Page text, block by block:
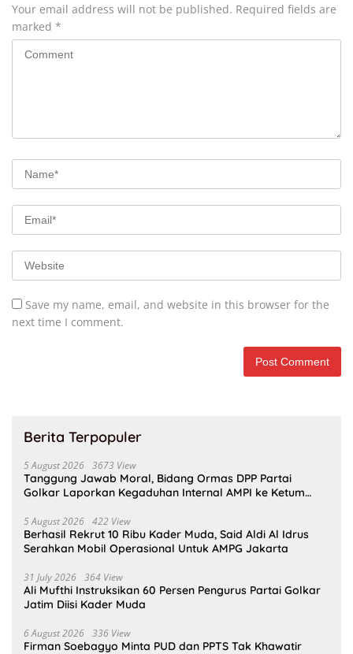
Your email address will not be published. Required fields are
marked *
Save my name, email, and website in this browser for the
next time I comment.
Berita Terpopuler
5 August 2026 3673 View
Tanggung Jawab Moral, Bidang Ormas DPP Partai
Golkar Laporkan Kegaduhan Internal AMPI ke Ketum
5 August 2026 422 View
Berhasil Rekrut 10 Ribu Kader Muda, Said Aldi Al Idrus
Serahkan Mobil Operasional Untuk AMPG Jakarta
31 July 2026 364 View
Ali Mufthi Instruksikan 60 Persen Pengurus Partai Golkar
Jatim Diisi Kader Muda
6 August 2026 336 View
Firman Soebagyo Minta PUD dan PPTS Tak Khawatir